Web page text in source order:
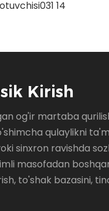
Kirish
og'ir martaba
qulaylikni
sinxron ravishda
masofadan
to'shak bazasini,